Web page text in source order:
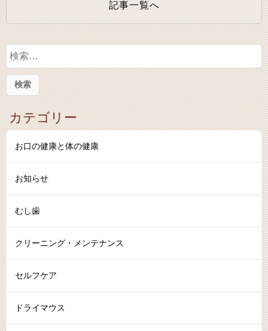
記事一覧へ
検
索
:
カテゴリー
お口の健康と体の健康
お知らせ
むし歯
クリーニング・メンテナンス
セルフケア
ドライマウス